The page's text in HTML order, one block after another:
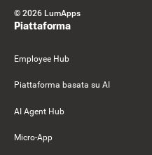
© 2026 LumApps
Piattaforma
Employee Hub
Piattaforma basata su AI
AI Agent Hub
Micro-App